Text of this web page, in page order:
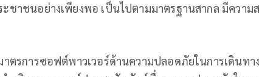
ชาชนอย่างเพียงพอ เป็นไปตามมาตรฐานสากล มีความ
ตรการซอฟต์พาวเวอร์ด้านความปลอดภัยในการเดินทา